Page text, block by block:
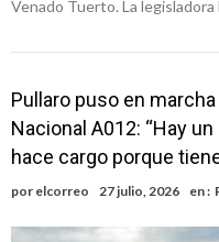
Venado Tuerto. La
Pullaro puso en
Nacional A012: “Hay
hace cargo porque
por elcorreo 27 julio, 2026 en :